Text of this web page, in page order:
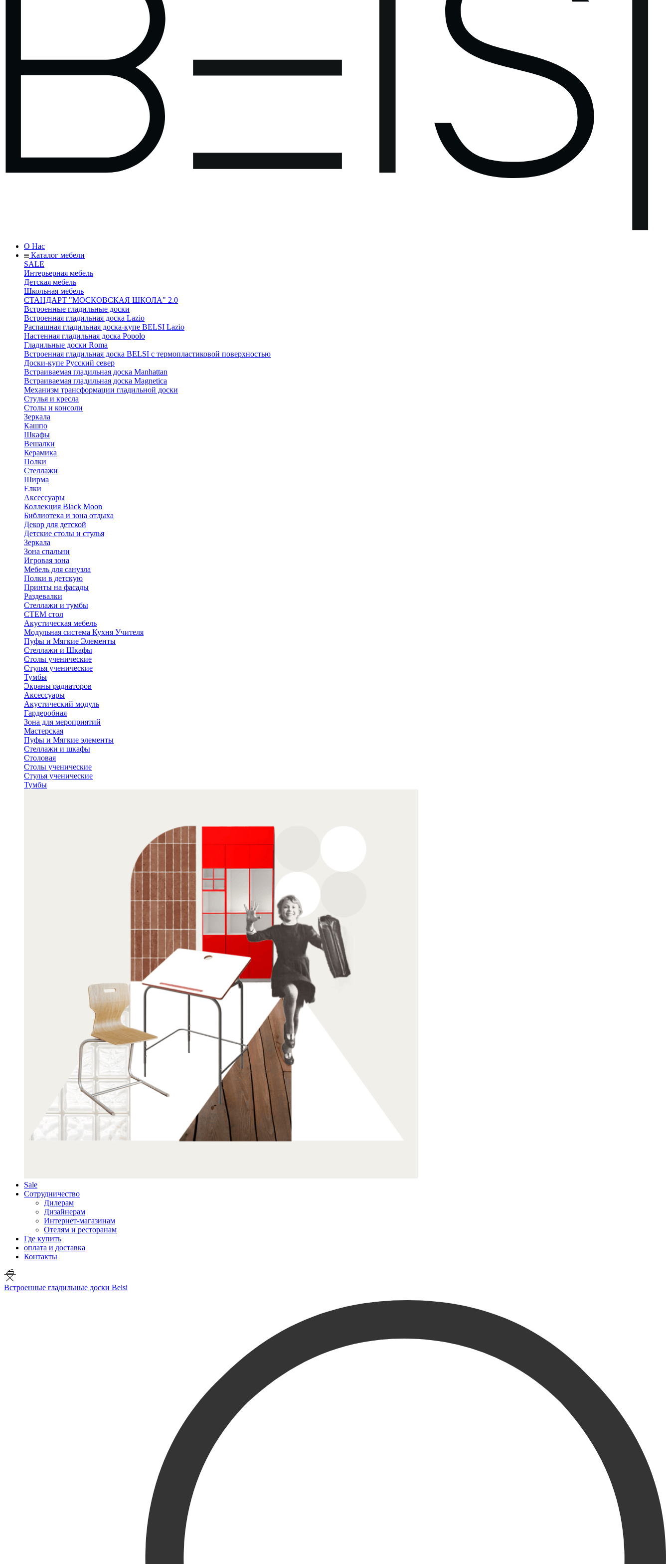
О Нас
Каталог мебели
SALE
Интерьерная мебель
Детская мебель
Школьная мебель
СТАНДАРТ "МОСКОВСКАЯ ШКОЛА" 2.0
Встроенные гладильные доски
Встроенная гладильная доска Lazio
Распашная гладильная доска-купе BELSI Lazio
Настенная гладильная доска Popolo
Гладильные доски Roma
Встроенная гладильная доска BELSI с термопластиковой поверхностью
Доски-купе Русский север
Встраиваемая гладильная доска Manhattan
Встраиваемая гладильная доска Magnetica
Механизм трансформации гладильной доски
Стyлья и кресла
Столы и консоли
Зеркала
Кашпо
Шкафы
Вешалки
Керамика
Полки
Стеллажи
Ширма
Елки
Аксессуары
Коллекция Black Moon
Библиотека и зона отдыха
Декор для детской
Детские столы и стулья
Зеркала
Зона спальни
Игровая зона
Мебель для санузла
Полки в детскую
Принты на фасады
Раздевалки
Стеллажи и тумбы
СТЕМ стол
Акустическая мебель
Модульная система Кухня Учителя
Пуфы и Мягкие Элементы
Стеллажи и Шкафы
Столы ученические
Стулья ученические
Тумбы
Экраны радиаторов
Аксессуары
Акустический модуль
Гардеробная
Зона для мероприятий
Мастерская
Пуфы и Мягкие элементы
Стеллажи и шкафы
Столовая
Столы ученические
Стулья ученические
Тумбы
Sale
Сотрудничество
Дилерам
Дизайнерам
Интернет-магазинам
Отелям и ресторанам
Где купить
оплата и доставка
Контакты
Встроенные гладильные доски Belsi